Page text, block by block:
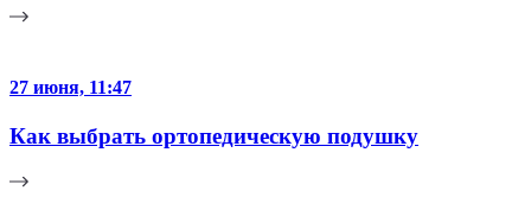
27 июня, 11:47
Как выбрать ортопедическую подушку